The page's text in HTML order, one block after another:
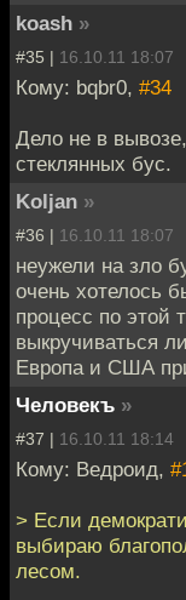
koash »
#35 | 16.10.11 18:07
Кому: bqbr0, #34
Дело не в
стеклянных бус.
Koljan »
#36 | 16.10.11 18:07
неужели на зло
очень хотелось
процесс по этой
выкручиваться
Европа и США
Человекъ »
#37 | 16.10.11 18:14
Кому: Ведроид,
> Если
выбираю
лесом.